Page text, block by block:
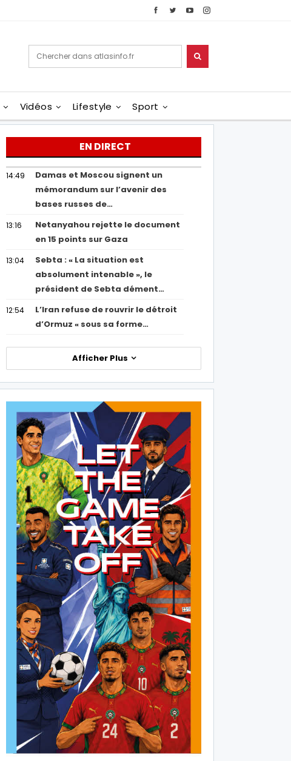
Vidéos Lifestyle Sport
EN DIRECT
14:49
Damas et Moscou signent un
mémorandum sur l’avenir des
bases russes de…
13:16
Netanyahou rejette le document
en 15 points sur Gaza
13:04
Sebta : « La situation est
absolument intenable », le
président de Sebta dément…
12:54
L’Iran refuse de rouvrir le détroit
d’Ormuz « sous sa forme…
Afficher Plus